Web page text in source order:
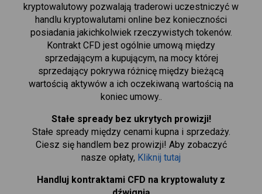
kryptowalutowy pozwalają traderowi uczestniczyć w
handlu kryptowalutami online bez konieczności
posiadania jakichkolwiek rzeczywistych tokenów.
Kontrakt CFD jest ogólnie umową między
sprzedającym a kupującym, na mocy której
sprzedający pokrywa różnicę między bieżącą
wartością aktywów a ich oczekiwaną wartością na
koniec umowy..
Stałe spready bez ukrytych prowizji!
Stałe spready między cenami kupna i sprzedaży.
Ciesz się handlem bez prowizji! Aby zobaczyć
nasze opłaty, Kliknij tutaj
Handluj kontraktami CFD na kryptowaluty z